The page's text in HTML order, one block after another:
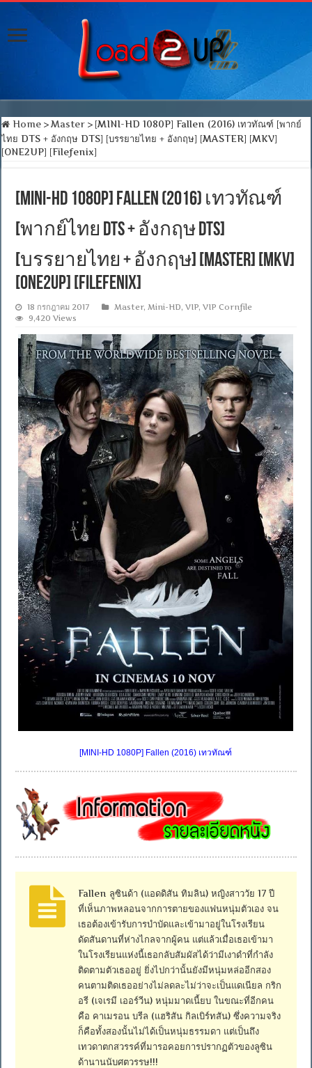
Home > Master > [MINI-HD 1080P] Fallen (2016) เทวทัณฑ์ [พากย์
ไทย DTS + อังกฤษ DTS] [บรรยายไทย + อังกฤษ] [MASTER] [MKV]
[ONE2UP] [Filefenix]
[MINI-HD 1080P] Fallen (2016) เทวทัณฑ์
[พากย์ไทย DTS + อังกฤษ DTS]
[บรรยายไทย + อังกฤษ] [MASTER] [MKV]
[ONE2UP] [Filefenix]
18 กรกฎาคม 2017 Master,Mini-HD,VIP,VIP Cornfile
9,420 Views
[MINI-HD 1080P] Fallen (2016) เทวทัณฑ์
Fallen ลูซินด้า (แอดดิสัน ทิมลิน) หญิงสาววัย 17 ปี
ที่เห็นภาพหลอนจากการตายของแฟนหนุ่มตัวเอง จน
เธอต้องเข้ารับการบำบัดและเข้ามาอยู่ในโรงเรียน
ดัดสันดานที่ห่างไกลจากผู้คน แต่แล้วเมื่อเธอเข้ามา
ในโรงเรียนแห่งนี้เธอกลับสัมผัสได้ว่ามีเงาดำที่กำลัง
ติดตามตัวเธออยู่ ยิ่งไปกว่านั้นยังมีหนุ่มหล่ออีกสอง
คนตามติดเธออย่างไม่ลดละไม่ว่าจะเป็นแดเนียล กริก
อรี (เจเรมี เออร์วีน) หนุ่มมาดเนี้ยบ ในขณะที่อีกคน
คือ คาเมรอน บรีล (แฮริสัน กิลเบิร์ทสัน) ซึ่งความจริง
ก็คือทั้งสองนั้นไม่ได้เป็นหนุ่มธรรมดา แต่เป็นถึง
เทวดาตกสวรรค์ที่มารอคอยการปรากฏตัวของลูซิน
ด้านานนับศตวรรษ!!!